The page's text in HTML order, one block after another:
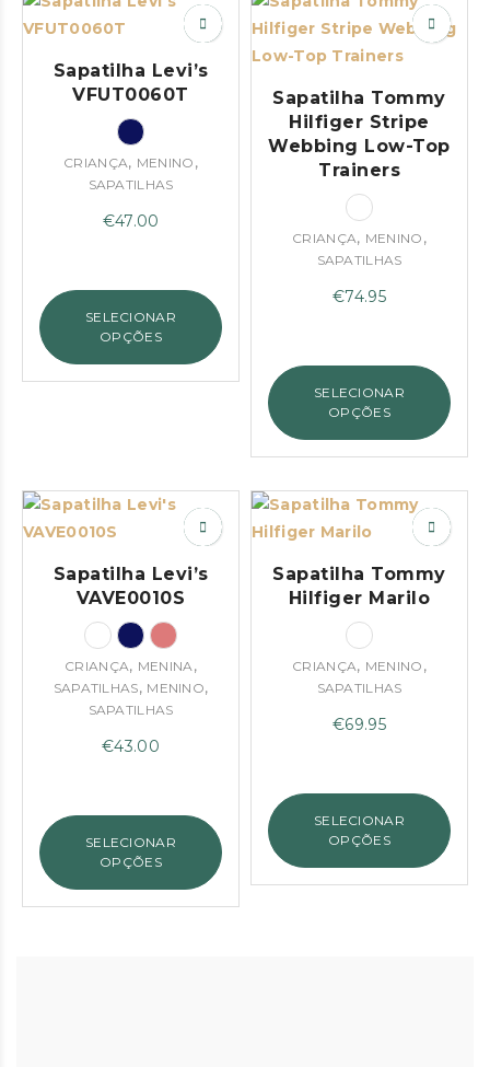
Sapatilha Levi’s
VFUT0060T
CRIANÇA, MENINO ,
SAPATILHAS
€47.00
SELECIONAR
OPÇÕES
Sapatilha Tommy
Hilfiger Stripe
Webbing Low-Top
Trainers
CRIANÇA, MENINO ,
SAPATILHAS
€74.95
SELECIONAR
OPÇÕES
Sapatilha Levi’s
VAVE0010S
CRIANÇA, MENINA,
SAPATILHAS, MENINO,
SAPATILHAS
€43.00
SELECIONAR
OPÇÕES
Sapatilha Tommy
Hilfiger Marilo
CRIANÇA, MENINO ,
SAPATILHAS
€69.95
SELECIONAR
OPÇÕES